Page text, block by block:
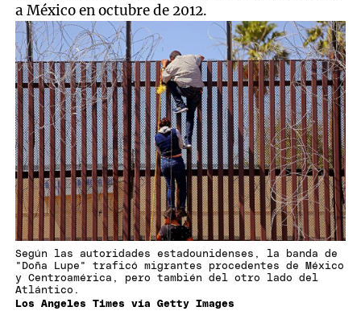
a México en octubre de 2012.
Los Angeles Times vía Getty Images
Según las autoridades estadounidenses, la banda de
"Doña Lupe" traficó migrantes procedentes de México
y Centroamérica, pero también del otro lado del
Atlántico.